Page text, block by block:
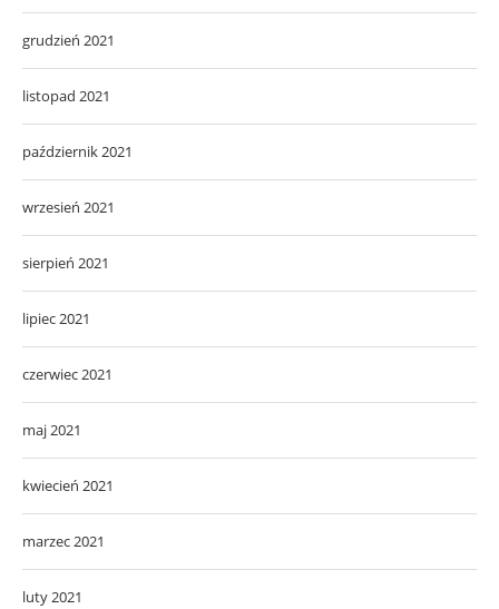
grudzień 2021
listopad 2021
październik 2021
wrzesień 2021
sierpień 2021
lipiec 2021
czerwiec 2021
maj 2021
kwiecień 2021
marzec 2021
luty 2021